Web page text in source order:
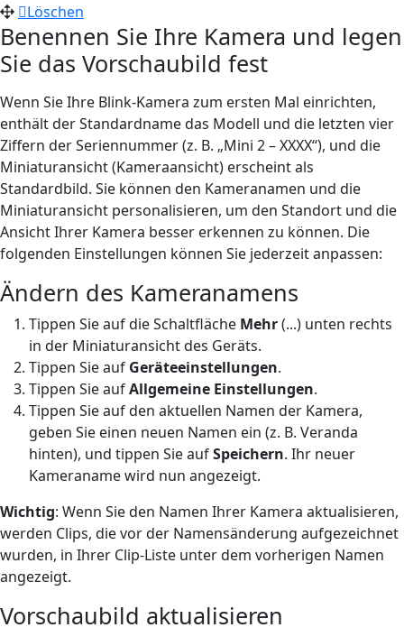
Löschen
Benennen Sie Ihre Kamera und legen
Sie das Vorschaubild fest
Wenn Sie Ihre Blink-Kamera zum ersten Mal einrichten,
enthält der Standardname das Modell und die letzten vier
Ziffern der Seriennummer (z. B. „Mini 2 – XXXX“), und die
Miniaturansicht (Kameraansicht) erscheint als
Standardbild. Sie können den Kameranamen und die
Miniaturansicht personalisieren, um den Standort und die
Ansicht Ihrer Kamera besser erkennen zu können. Die
folgenden Einstellungen können Sie jederzeit anpassen:
Ändern des Kameranamens
Tippen Sie auf die Schaltfläche Mehr(...) unten rechts
in der Miniaturansicht des Geräts.
Tippen Sie auf Geräteeinstellungen.
Tippen Sie aufAllgemeine Einstellungen.
Tippen Sie auf den aktuellen Namen der Kamera,
geben Sie einen neuen Namen ein (z. B. Veranda
hinten), und tippen Sie aufSpeichern. Ihr neuer
Kameraname wird nun angezeigt.
Wichtig: Wenn Sie den Namen Ihrer Kamera aktualisieren,
werden Clips, die vor der Namensänderung aufgezeichnet
wurden, in Ihrer Clip-Liste unter dem vorherigen Namen
angezeigt.
Vorschaubild aktualisieren